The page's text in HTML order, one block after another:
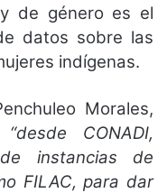
de género es el
datos sobre las
indígenas.
Morales,
“desde CONADI,
instancias de
FILAC, para dar